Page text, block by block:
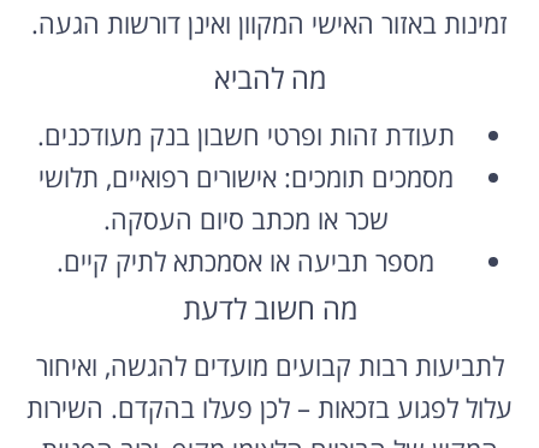
זמינות באזור האישי המקוון ואינן דורשות הגעה.
מה להביא
תעודת זהות ופרטי חשבון בנק מעודכנים.
מסמכים תומכים: אישורים רפואיים, תלושי
שכר או מכתב סיום העסקה.
מספר תביעה או אסמכתא לתיק קיים.
מה חשוב לדעת
לתביעות רבות קבועים מועדים להגשה, ואיחור
עלול לפגוע בזכאות – לכן פעלו בהקדם. השירות